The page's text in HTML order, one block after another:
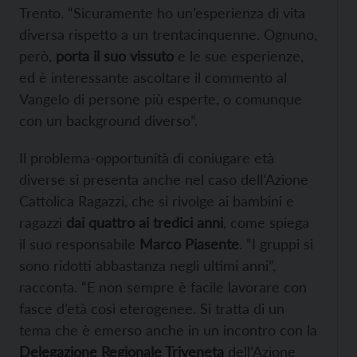
Trento. “Sicuramente ho un’esperienza di vita
diversa rispetto a un trentacinquenne. Ognuno,
però, porta il suo vissuto e le sue esperienze,
ed è interessante ascoltare il commento al
Vangelo di persone più esperte, o comunque
con un background diverso”.
Il problema-opportunità di coniugare età
diverse si presenta anche nel caso dell’Azione
Cattolica Ragazzi, che si rivolge ai bambini e
ragazzi dai quattro ai tredici anni, come spiega
il suo responsabile Marco Piasente. “I gruppi si
sono ridotti abbastanza negli ultimi anni”,
racconta. “E non sempre è facile lavorare con
fasce d’età così eterogenee. Si tratta di un
tema che è emerso anche in un incontro con la
Delegazione Regionale Triveneta dell’Azione